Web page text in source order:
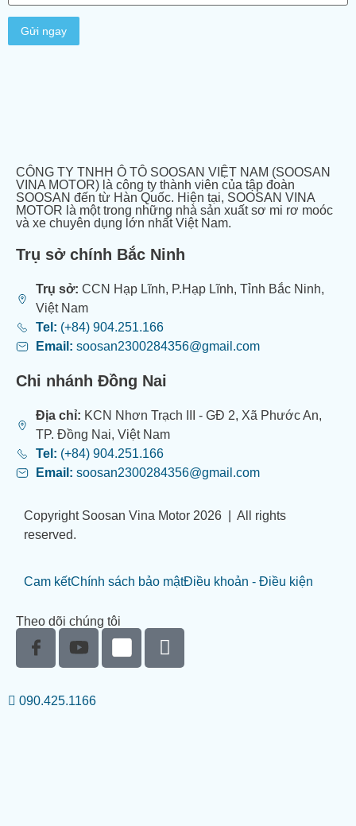
CÔNG TY TNHH Ô TÔ SOOSAN VIỆT NAM (SOOSAN
VINA MOTOR) là công ty thành viên của tập đoàn
SOOSAN đến từ Hàn Quốc. Hiện tại, SOOSAN VINA
MOTOR là một trong những nhà sản xuất sơ mi rơ moóc
và xe chuyên dụng lớn nhất Việt Nam.
Trụ sở chính Bắc Ninh
Trụ sở: CCN Hạp Lĩnh, P.Hạp Lĩnh, Tỉnh Bắc Ninh,
Việt Nam
Tel: (+84) 904.251.166
Email: soosan2300284356@gmail.com
Chi nhánh Đồng Nai
Địa chỉ: KCN Nhơn Trạch III - GĐ 2, Xã Phước An,
TP. Đồng Nai, Việt Nam
Tel: (+84) 904.251.166
Email: soosan2300284356@gmail.com
Copyright Soosan Vina Motor 2026 | All rights
reserved.
Cam kếtChính sách bảo mậtĐiều khoản - Điều kiện
Theo dõi chúng tôi
090.425.1166